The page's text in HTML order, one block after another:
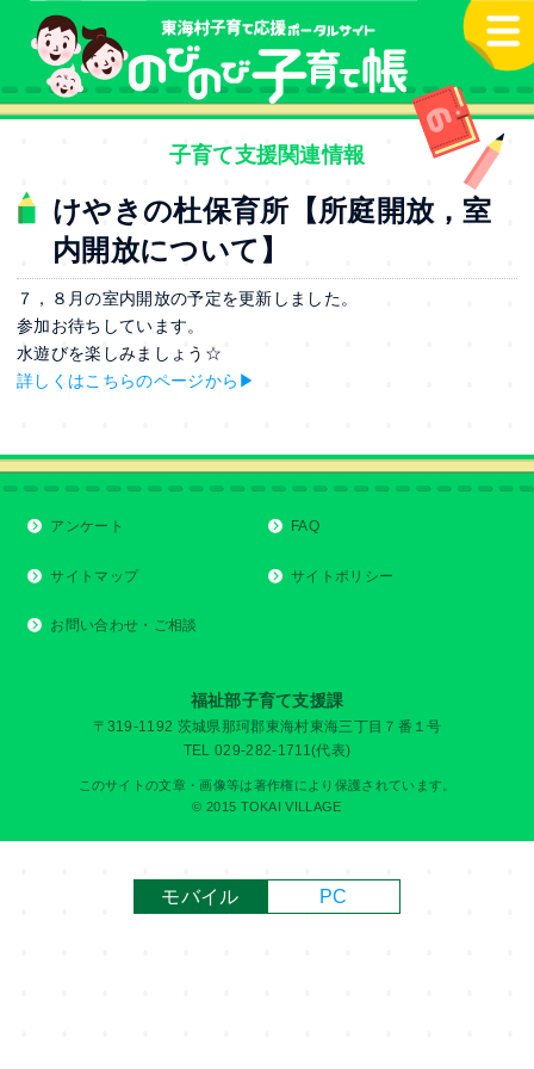
本文へ
子育て支援関連情報
けやきの杜保育所【所庭開放，室
内開放について】
７，８月の室内開放の予定を更新しました。
参加お待ちしています。
水遊びを楽しみましょう☆
詳しくはこちらのページから▶
アンケート FAQ
サイトマップ サイトポリシー
お問い合わせ・ご相談
福祉部子育て支援課
〒319-1192 茨城県那珂郡東海村東海三丁目７番１号
TEL 029-282-1711(代表)
このサイトの文章・画像等は著作権により保護されています。
© 2015 TOKAI VILLAGE
モバイル PC